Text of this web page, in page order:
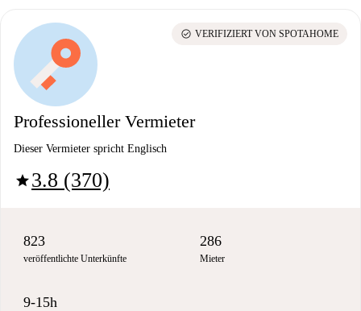
Professioneller Vermieter
Dieser Vermieter spricht Englisch
star3.8 (370)
check_circle VERIFIZIERT VON SPOTAHOME
823
veröffentlichte Unterkünfte
286
Mieter
9-15h